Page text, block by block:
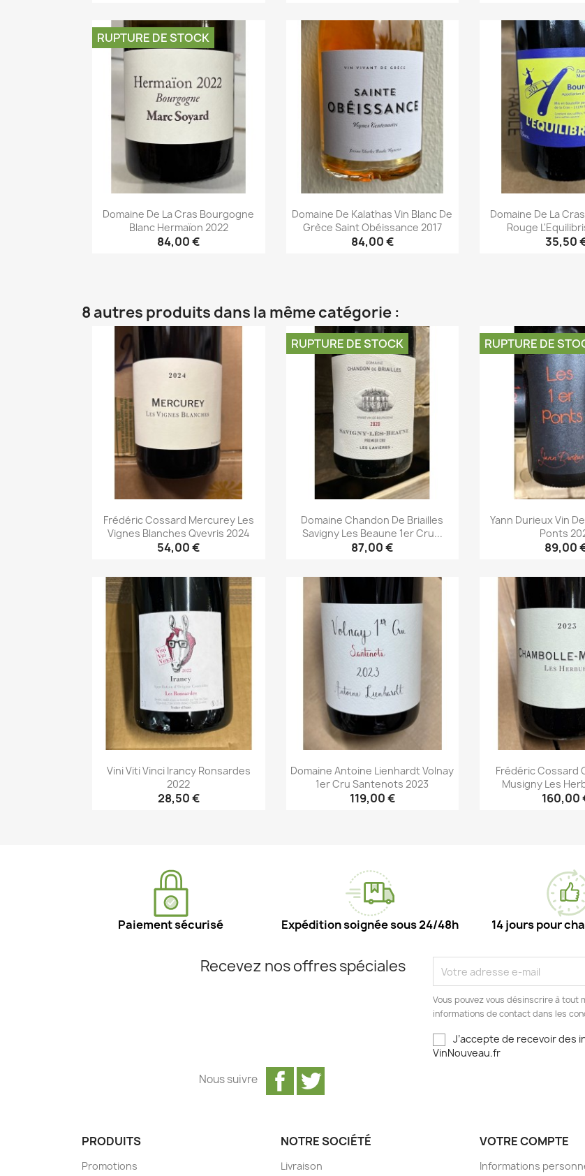
Aperçu rapide Aperçu rapide Aperçu
Domaine De La Cras Bourgogne
Blanc Hermaïon 2022
84,00 €
RUPTURE DE STOCK
Domaine De Kalathas Vin Blanc De
Grèce Saint Obéissance 2017
84,00 €
Domaine De La
Rouge
35,50
8 autres produits dans la même catégorie :
Frédéric Cossard Mercurey Les
Vignes Blanches Qvevris 2024
54,00 €
Aperçu rapide
Domaine Chandon De Briailles
Savigny Les Beaune 1er Cru...
87,00 €
RUPTURE DE STOCK
Aperçu rapide
Yann Durieux Vin
Ponts
89,00
RUPTURE DE
Aperçu
Vini Viti Vinci Irancy Ronsardes
2022
28,50 €
Domaine Antoine Lienhardt Volnay
1er Cru Santenots 2023
119,00 €
Frédéric Cossard
Musigny Les
160,00
Paiement sécurisé Expédition soignée sous 24/48h 14 jours pour
Recevez nos offres spéciales
Vous pouvez vous désinscrire à tout
informations de contact dans les
J’accepte de recevoir des
VinNouveau.fr
Facebook
Nous suivre
PRODUITS
Promotions
NOTRE SOCIÉTÉ
Livraison
VOTRE COMPTE
Informations